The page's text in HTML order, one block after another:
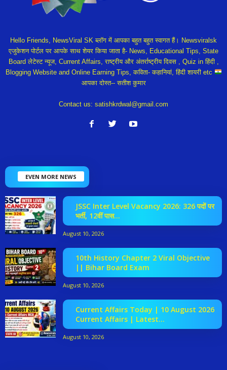
Hello Friends, NewsViral SK ब्लॉग में आपका बहुत बहुत स्वागत हैं। Newsviralsk
एजुकेशन पोर्टल पर आपके साथ शेयर किया जाता है- News, Educational Tips, State
Board लेटेस्ट न्यूज, Current Affairs, राष्ट्रीय और अंतर्राष्ट्रीय दिवस , Quiz in हिंदी ,
Blogging Website and Online Earning Tips, कविता- कहानियां, हिंदी शायरी etc
आपका दोस्त-- सतीश कुमार
Contact us: satishkrdwal@gmail.com
EVEN MORE NEWS
JSSC Inter Level Vacancy 2026: 326 पदों पर
भर्ती, 12वीं पास...
August 10, 2026
10th History Chapter 2 Viral Objective
|| Bihar Board Exam
August 10, 2026
Current Affairs Today | 10 August 2026
Current Affairs | Latest...
August 10, 2026